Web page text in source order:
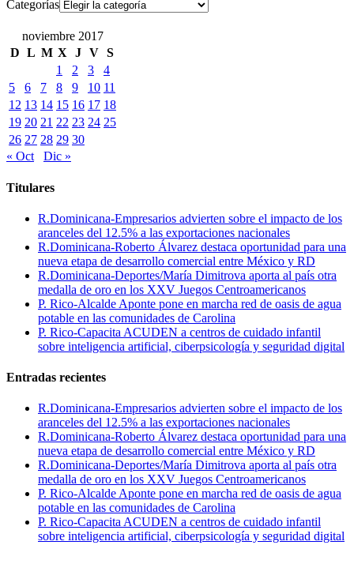
Categorías
noviembre 2017
D L M X J V S
1
2 3
4
5
6 7 8 9 10 11
12 13 14 15 16 17 18
19 20 21 22 23 24 25
26 27 28 29 30
« Oct
Dic »
Titulares
R.Dominicana-Empresarios advierten sobre el impacto de los
aranceles del 12.5% a las exportaciones nacionales
R.Dominicana-Roberto Álvarez destaca oportunidad para una
nueva etapa de desarrollo comercial entre México y RD
R.Dominicana-Deportes/María Dimitrova aporta al país otra
medalla de oro en los XXV Juegos Centroamericanos
P. Rico-Alcalde Aponte pone en marcha red de oasis de agua
potable en las comunidades de Carolina
P. Rico-Capacita ACUDEN a centros de cuidado infantil
sobre inteligencia artificial, ciberpsicología y seguridad digital
Entradas recientes
R.Dominicana-Empresarios advierten sobre el impacto de los
aranceles del 12.5% a las exportaciones nacionales
R.Dominicana-Roberto Álvarez destaca oportunidad para una
nueva etapa de desarrollo comercial entre México y RD
R.Dominicana-Deportes/María Dimitrova aporta al país otra
medalla de oro en los XXV Juegos Centroamericanos
P. Rico-Alcalde Aponte pone en marcha red de oasis de agua
potable en las comunidades de Carolina
P. Rico-Capacita ACUDEN a centros de cuidado infantil
sobre inteligencia artificial, ciberpsicología y seguridad digital